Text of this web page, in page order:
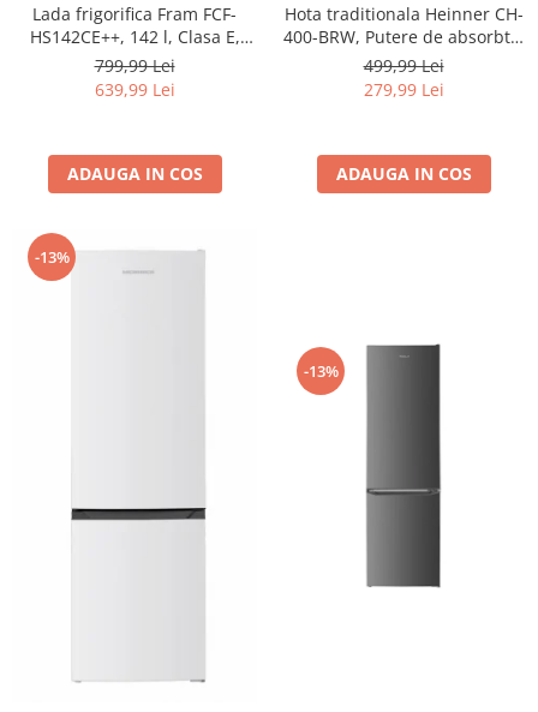
Lada frigorifica Fram FCF-
HS142CE++, 142 l, Clasa E,
Convertibil
Frigider/Congelator, Control
electronic, Display digital, Alb
799,99 Lei
639,99 Lei
ADAUGA IN COS
Hota traditionala Heinner CH-
400-BRW, Putere de absorbtie
326.4 mc/h, 2 motoare, 60 cm,
Maro
499,99 Lei
279,99 Lei
ADAUGA IN COS
-13%
-13%